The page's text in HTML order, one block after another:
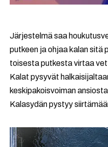
Järjestelmä saa
putkeen ja ohjaa kalan sitä
toisesta putkesta virtaa
Kalat pysyvät
keskipakoisvoiman
Kalasydän pystyy